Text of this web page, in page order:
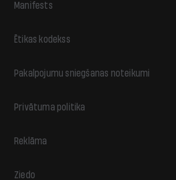
Manifests
Ētikas kodekss
Pakalpojumu sniegšanas noteikumi
Privātuma politika
Reklāma
Ziedo